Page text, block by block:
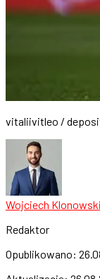
vitaliivitleo /
Wojciech Klonowski
Redaktor
Opublikowano: